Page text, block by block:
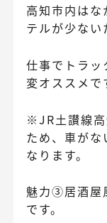
高知市内は
テルが少ない
仕事でトラッ
変オススメで
※JR土讃線高
ため、車が
なります。
魅力③居酒屋
です。